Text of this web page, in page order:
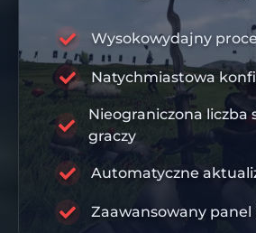
Wysokowydajny
Natychmiastowa
Nieograniczona liczba
graczy
Automatyczne
Zaawansowany
KOD RABATOWY
DIS10
INFRASTRUKTURA